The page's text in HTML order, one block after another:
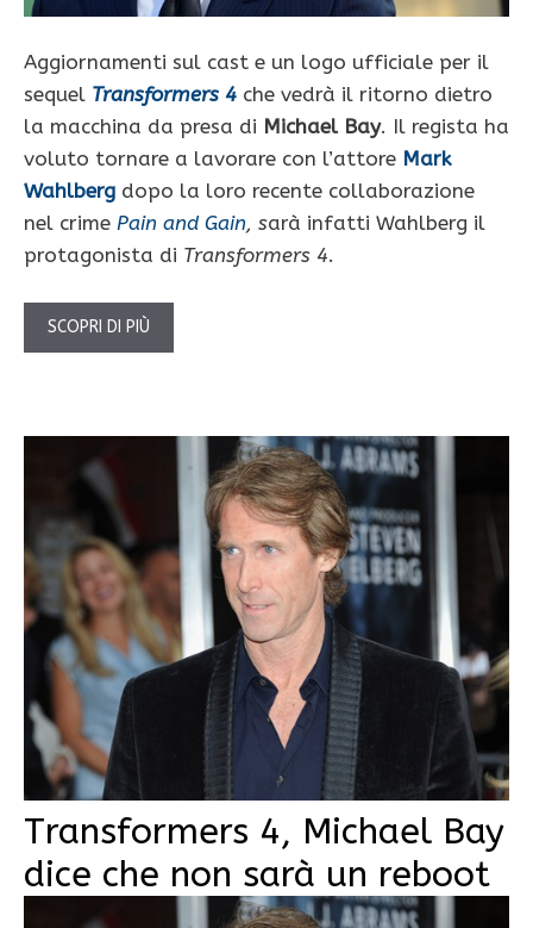
Aggiornamenti sul cast e un logo ufficiale per il
sequel Transformers 4 che vedrà il ritorno dietro
la macchina da presa di Michael Bay. Il regista ha
voluto tornare a lavorare con l’attore Mark
Wahlberg dopo la loro recente collaborazione
nel crime Pain and Gain, sarà infatti Wahlberg il
protagonista di Transformers 4.
SCOPRI DI PIÙ
Transformers 4, Michael Bay
dice che non sarà un reboot